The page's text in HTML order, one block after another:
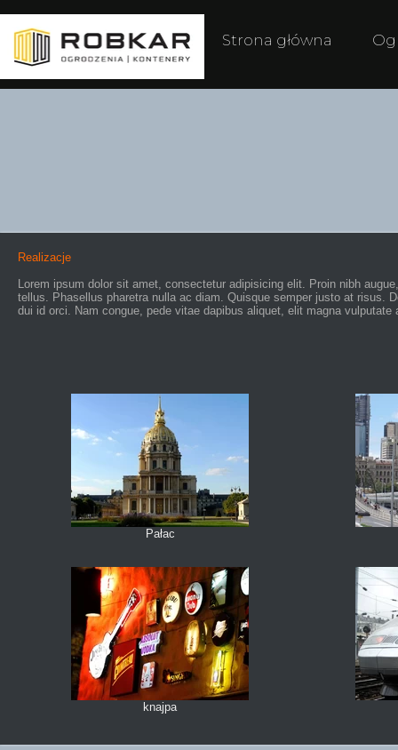
Pałac
knajpa
Realizacje
Lorem ipsum dolor sit amet, consectetur adipisicing elit. Proin nibh
tellus. Phasellus pharetra nulla ac diam. Quisque semper justo at risus.
dui id orci. Nam congue, pede vitae dapibus aliquet, elit magna
Strona główna